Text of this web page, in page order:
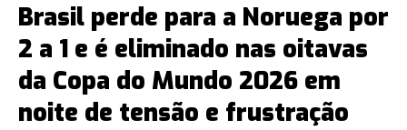
Brasil perde para a Noruega por
2 a 1 e é eliminado nas oitavas
da Copa do Mundo 2026 em
noite de tensão e frustração